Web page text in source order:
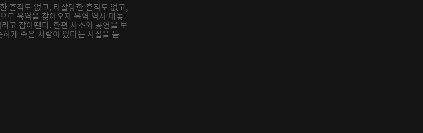
흔적도 없고, 타살당한 흔적도 없고,
로 육역을 찾아오자 육역 역시 대놓
고 잡아뗀다. 한편 사소와 공연을 보
게 죽은 사람이 있다는 사실을 듣